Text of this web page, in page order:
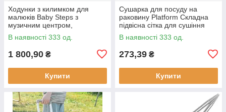
Ходунки з килимком для
малюків Baby Steps з
музичним центром,
бізабордом, піаніно та
Bluetooth підключенням +
В наявності 333 од.
1 800,90 ₴
Купити
Сушарка для посуду на
раковину Platform Складна
підвісна сітка для сушіння
В наявності 333 од.
273,39 ₴
Купити